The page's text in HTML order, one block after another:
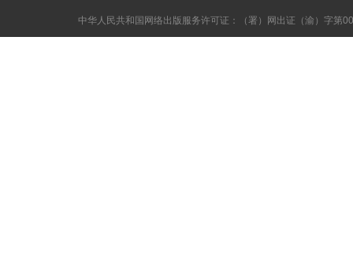
中华人民共和国网络出版服务许可证：（署）网出证（渝）字第